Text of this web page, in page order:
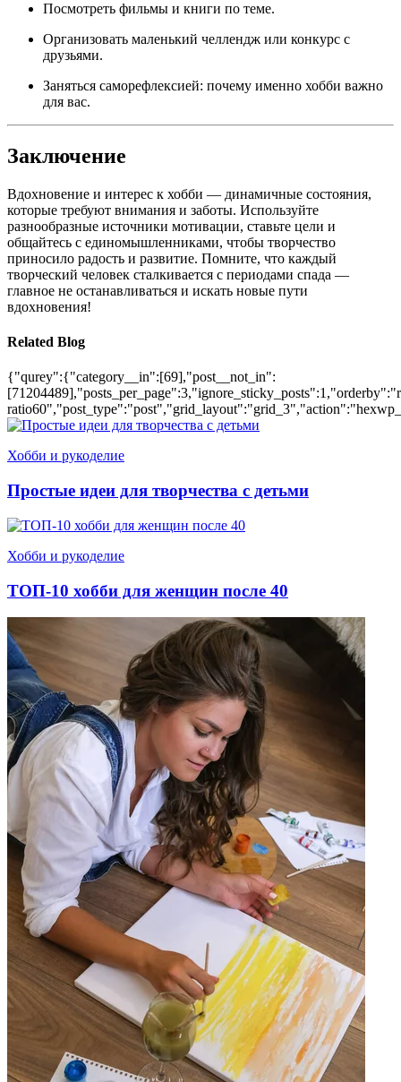
Посмотреть фильмы и книги по теме.
Организовать маленький челлендж или конкурс с
друзьями.
Заняться саморефлексией: почему именно хобби важно
для вас.
Заключение
Вдохновение и интерес к хобби — динамичные состояния,
которые требуют внимания и заботы. Используйте
разнообразные источники мотивации, ставьте цели и
общайтесь с единомышленниками, чтобы творчество
приносило радость и развитие. Помните, что каждый
творческий человек сталкивается с периодами спада —
главное не останавливаться и искать новые пути
вдохновения!
Related Blog
{"qurey":{"category__in":[69],"post__not_in":
Хобби и рукоделие
Простые идеи для творчества с детьми
Хобби и рукоделие
ТОП-10 хобби для женщин после 40